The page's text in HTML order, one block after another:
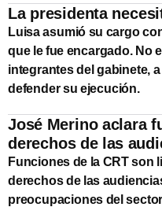
La presidenta
Luisa asumió su cargo
que le fue encargado. No
integrantes del gabinete,
defender su ejecución.
José Merino aclara
derechos de las
Funciones de la CRT son
derechos de las
preocupaciones del sector